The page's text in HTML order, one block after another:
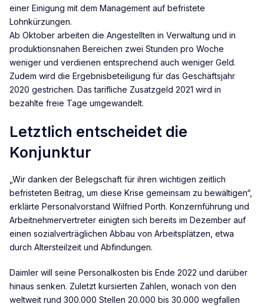
einer Einigung mit dem Management auf befristete
Lohnkürzungen.
Ab Oktober arbeiten die Angestellten in Verwaltung und in
produktionsnahen Bereichen zwei Stunden pro Woche
weniger und verdienen entsprechend auch weniger Geld.
Zudem wird die Ergebnisbeteiligung für das Geschäftsjahr
2020 gestrichen. Das tarifliche Zusatzgeld 2021 wird in
bezahlte freie Tage umgewandelt.
Letztlich entscheidet die
Konjunktur
„Wir danken der Belegschaft für ihren wichtigen zeitlich
befristeten Beitrag, um diese Krise gemeinsam zu bewältigen“,
erklärte Personalvorstand Wilfried Porth. Konzernführung und
Arbeitnehmervertreter einigten sich bereits im Dezember auf
einen sozialverträglichen Abbau von Arbeitsplätzen, etwa
durch Altersteilzeit und Abfindungen.
Daimler will seine Personalkosten bis Ende 2022 und darüber
hinaus senken. Zuletzt kursierten Zahlen, wonach von den
weltweit rund 300.000 Stellen 20.000 bis 30.000 wegfallen